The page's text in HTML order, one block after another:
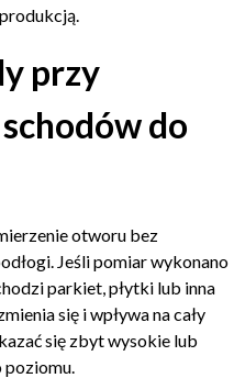
przy
do
otworu bez
Jeśli pomiar wykonano
parkiet, płytki lub inna
się i wpływa na cały
się zbyt wysokie lub
poziomu.